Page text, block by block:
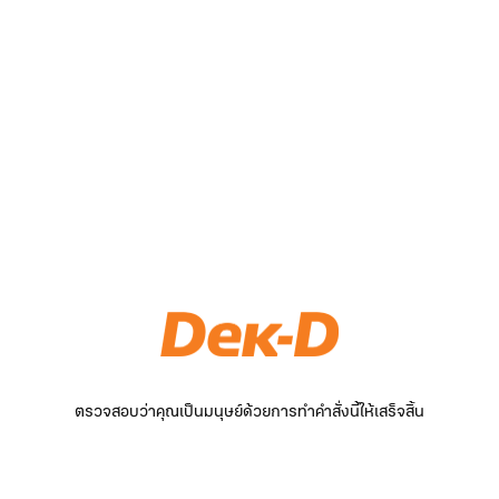
ตรวจสอบว่าคุณเป็นมนุษย์ด้วยการทำคำสั่งนี้ให้เสร็จสิ้น